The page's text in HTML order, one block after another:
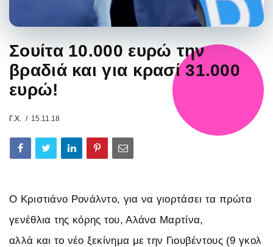
Σουίτα 10.000 ευρώ την
βραδιά και για κρασί 31.000
ευρώ!
Γ.Χ. 15.11.18
Ο Κριστιάνο Ρονάλντο, για να γιορτάσει τα πρώτα
γενέθλια της κόρης του, Αλάνα Μαρτίνα,
αλλά και το νέο ξεκίνημα με την Γιουβέντους (9 γκολ